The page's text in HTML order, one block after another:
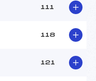
111
118
121